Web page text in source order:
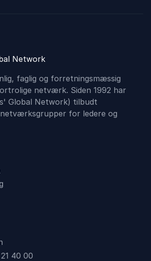
Network
faglig og forretningsmæssig
netværk. Siden 1992 har
Global Network) tilbudt
for ledere og
40 00